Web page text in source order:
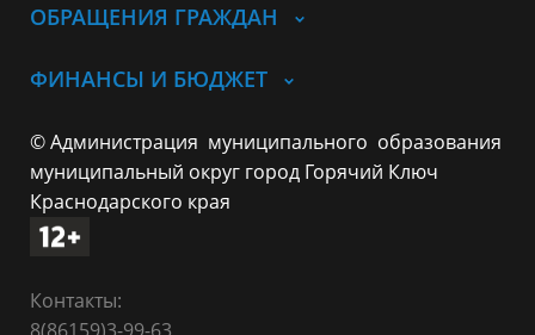
ОБРАЩЕНИЯ ГРАЖДАН
ФИНАНСЫ И БЮДЖЕТ
© Администрация муниципального образования
муниципальный округ город Горячий Ключ
Краснодарского края
Контакты: